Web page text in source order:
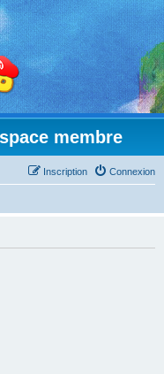
membre
Connexion
Inscription